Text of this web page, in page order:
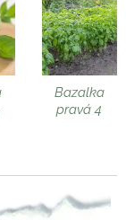
Bazalka
pravá 4